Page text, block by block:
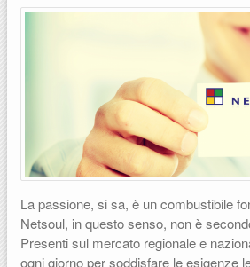
La passione, si sa, è un combustibile
Netsoul, in questo senso, non è
Presenti sul mercato regionale e
ogni giorno per soddisfare le esigenze